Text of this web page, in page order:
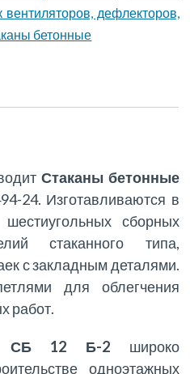
дефлекторов,
бетонные
Стаканы бетонные
24. Изготавливаются в
сборных
стаканного типа,
с закладным деталями.
для облегчения
работ.
СБ 12 Б-2широко
одноэтажных